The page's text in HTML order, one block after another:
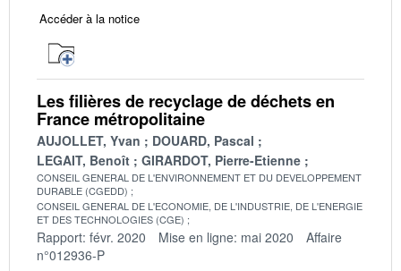
Accéder à la notice
Les filières de recyclage de déchets en
France métropolitaine
AUJOLLET, Yvan
DOUARD, Pascal
LEGAIT, Benoît
GIRARDOT, Pierre-Etienne
CONSEIL GENERAL DE L'ENVIRONNEMENT ET DU DEVELOPPEMENT
DURABLE (CGEDD)
CONSEIL GENERAL DE L'ECONOMIE, DE L'INDUSTRIE, DE L'ENERGIE
ET DES TECHNOLOGIES (CGE)
Rapport: févr. 2020 Mise en ligne: mai 2020
Affaire
n°012936-P